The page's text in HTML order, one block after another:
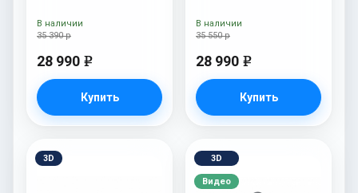
35 390 р
28 990 e
Купить
В наличии
35 550 р
28 990 e
Купить
В наличии
3D 3D
Видео